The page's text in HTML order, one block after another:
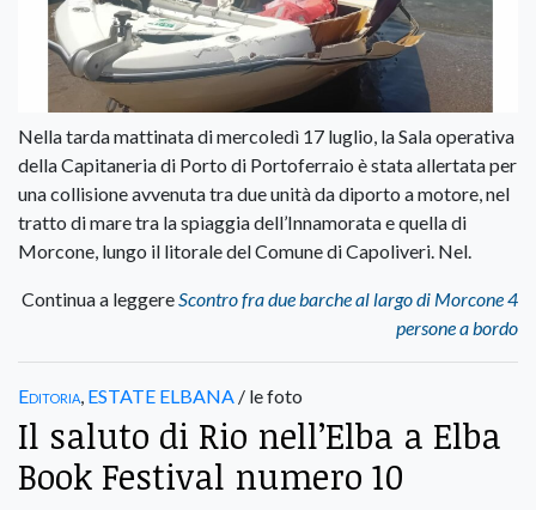
Nella tarda mattinata di mercoledì 17 luglio, la Sala operativa
della Capitaneria di Porto di Portoferraio è stata allertata per
una collisione avvenuta tra due unità da diporto a motore, nel
tratto di mare tra la spiaggia dell’Innamorata e quella di
Morcone, lungo il litorale del Comune di Capoliveri. Nel.
Continua a leggere Scontro fra due barche al largo di Morcone 4
persone a bordo
Editoria ESTATE ELBANA / le foto
Il saluto di Rio nell’Elba a Elba
Book Festival numero 10